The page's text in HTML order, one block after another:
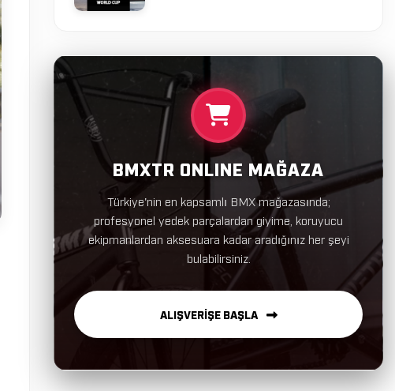
BMXTR ONLINE MAĞAZA
Türkiye'nin en kapsamlı BMX mağazasında;
profesyonel yedek parçalardan giyime, koruyucu
ekipmanlardan aksesuara kadar aradığınız her şeyi
bulabilirsiniz.
ALIŞVERİŞE BAŞLA